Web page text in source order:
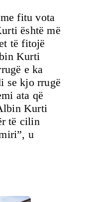
fitu vota
është më
të fitojë
Kurti
e ka
se kjo rrugë
ata që
Kurti
të cilin
u